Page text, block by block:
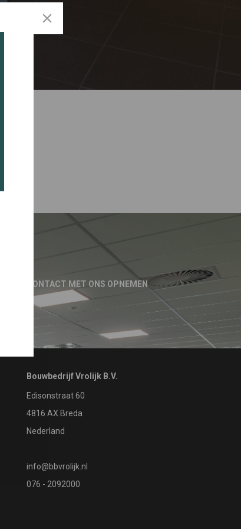
CONTACT MET ONS OPNEMEN
Bouwbedrijf Vrolijk B.V.
Edisonstraat 60
4816 AX Breda
Nederland
info@bbvrolijk.nl
076 - 2092000